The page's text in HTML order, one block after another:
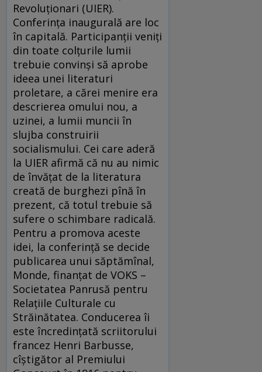
Revoluționari (UIER).
Conferința inaugurală are loc
în capitală. Participanții veniți
din toate colțurile lumii
trebuie convinși să aprobe
ideea unei literaturi
proletare, a cărei menire era
descrierea omului nou, a
uzinei, a lumii muncii în
slujba construirii
socialismului. Cei care aderă
la UIER afirmă că nu au nimic
de învățat de la literatura
creată de burghezi pînă în
prezent, că totul trebuie să
sufere o schimbare radicală.
Pentru a promova aceste
idei, la conferință se decide
publicarea unui săptămînal,
Monde, finanțat de VOKS –
Societatea Panrusă pentru
Relațiile Culturale cu
Străinătatea. Conducerea îi
este încredințată scriitorului
francez Henri Barbusse,
cîștigător al Premiului